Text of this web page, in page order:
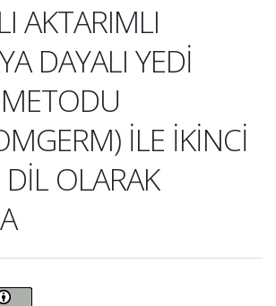
AKTARIMLI
DAYALI YEDİ
İLE İKİNCİ
OLARAK